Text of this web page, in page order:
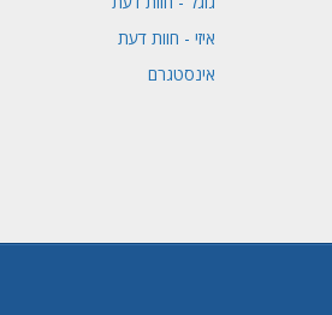
איזי - חוות דעת
אינסטגרם